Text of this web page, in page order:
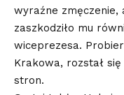
wyraźne zmęczenie,
zaszkodziło mu
wiceprezesa.
Krakowa, rozstał
stron.